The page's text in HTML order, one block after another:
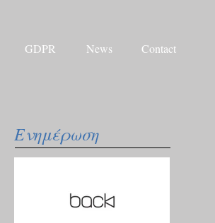
Ενημέρωση
GDPR News Contact